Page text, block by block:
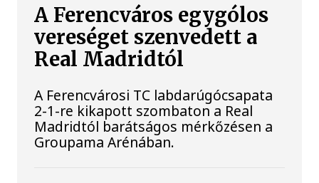
A Ferencváros egygólos
vereséget szenvedett a
Real Madridtól
A Ferencvárosi TC labdarúgócsapata
2-1-re kikapott szombaton a Real
Madridtól barátságos mérkőzésen a
Groupama Arénában.